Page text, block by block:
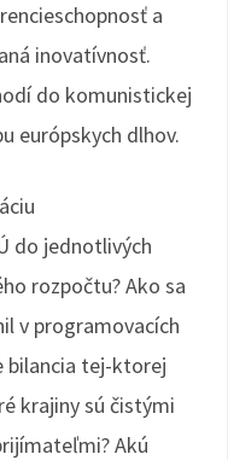
a
inovatívnosť.
do komunistickej
európskych dlhov.
do jednotlivých
rozpočtu? Ako sa
v programovacích
bilancia tej-ktorej
krajiny sú čistými
Akú